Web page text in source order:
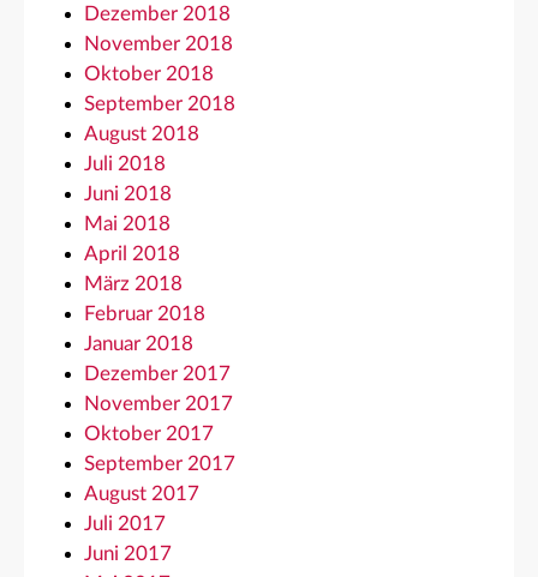
Dezember 2018
November 2018
Oktober 2018
September 2018
August 2018
Juli 2018
Juni 2018
Mai 2018
April 2018
März 2018
Februar 2018
Januar 2018
Dezember 2017
November 2017
Oktober 2017
September 2017
August 2017
Juli 2017
Juni 2017